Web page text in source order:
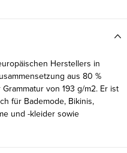
Herstellers in
aus 80 %
von 193 g/m2. Er ist
für Bademode, Bikinis,
und -kleider sowie